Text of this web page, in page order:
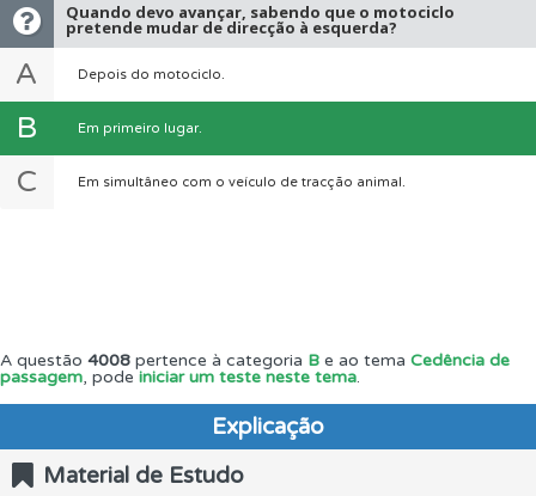
Quando devo avançar, sabendo que o motociclo
pretende mudar de direcção à esquerda?
A Depois do motociclo.
B Em primeiro lugar.
C Em simultâneo com o veículo de tracção animal.
A questão 4008 pertence à categoria B e ao tema Cedência de
passagem, pode iniciar um teste neste tema.
Explicação
Material de Estudo